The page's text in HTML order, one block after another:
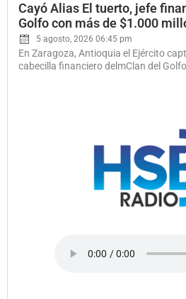
Cayó Alias El tuerto, jefe
Golfo con más de $1.000
on
5 agosto, 2026 06:45 pm
En Zaragoza, Antioquia el Ejército
cabecilla financiero delmClan del